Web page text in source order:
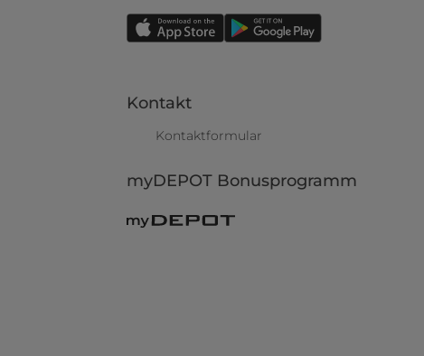
Kontakt
Kontaktformular
myDEPOT Bonusprogramm